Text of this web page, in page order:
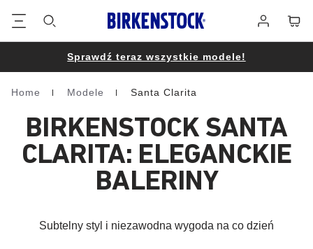
się
Sprawdź teraz wszystkie modele!
Homepage
Home Modele Santa Clarita
BIRKENSTOCK SANTA
CLARITA: ELEGANCKIE
BALERINY
Subtelny styl i niezawodna wygoda na co dzień